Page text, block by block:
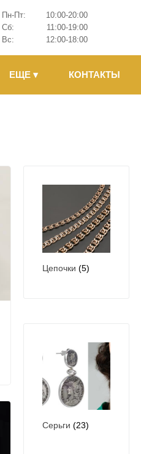
Пн-Пт:
10:00-20:00
Сб:
11:00-19:00
Вс:
12:00-18:00
ЕЩЕ ▾ КОНТАКТЫ
Цепочки(5)
Серьги(23)